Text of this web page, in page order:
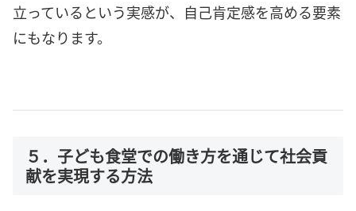
立っているという実感が、自己肯定感を高める要素
にもなります。
５．子ども食堂での働き方を通じて社会貢
献を実現する方法